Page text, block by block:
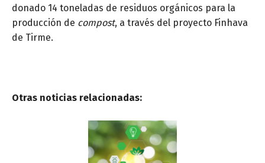
donado 14 toneladas de residuos orgánicos para la
producción de compost, a través del proyecto Finhava
de Tirme.
Otras noticias relacionadas: